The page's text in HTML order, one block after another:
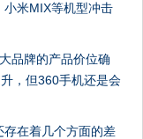
米MIX等机型冲击
品牌的产品价位确
，但360手机还是会
在着几个方面的差